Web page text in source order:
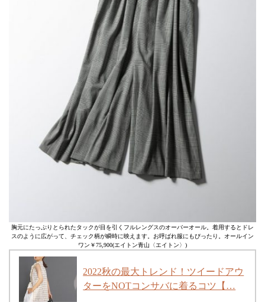
胸元にたっぷりとられたタックが目を引くフルレングスのオーバーオール。着用するとドレ
スのように広がって、チェック柄が瞬時に映えます。お呼ばれ服にもぴったり。オールイン
ワン￥75,900(エイトン青山〈エイトン〉)
2022秋の最大トレンド！ツイードアウ
ターをNOTコンサバに着るコツ【…